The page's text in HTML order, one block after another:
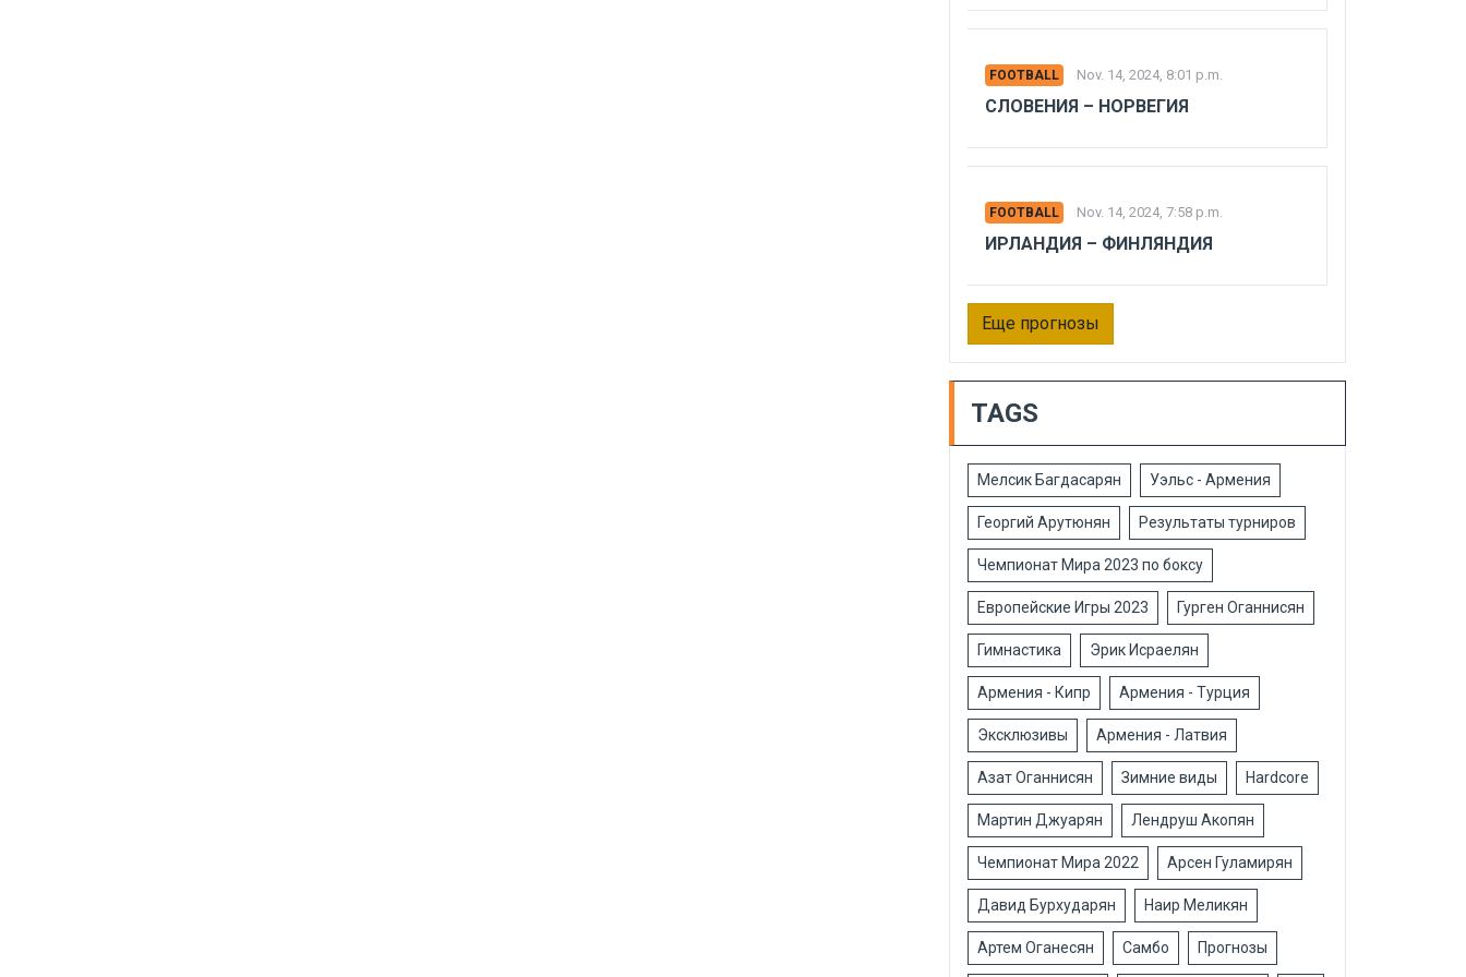
FOOTBALL Nov. 14, 2024, 8:01 p.m.
СЛОВЕНИЯ – НОРВЕГИЯ
FOOTBALL Nov. 14, 2024, 7:58 p.m.
ИРЛАНДИЯ – ФИНЛЯНДИЯ
Еще прогнозы
TAGS
Мелсик Багдасарян Уэльс - Армения
Георгий Арутюнян Результаты турниров
Чемпионат Мира 2023 по боксу
Европейские Игры 2023 Гурген Оганнисян
Гимнастика Эрик Исраелян
Армения - Кипр Армения - Турция
Эксклюзивы Армения - Латвия
Азат Оганнисян Зимние виды Hardcore
Мартин Джуарян Лендруш Акопян
Чемпионат Мира 2022 Арсен Гуламирян
Давид Бурхударян Наир Меликян
Артем Оганесян Самбо Прогнозы